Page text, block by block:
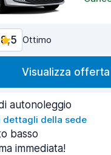
8,5 Ottimo
Visualizza offerta
autonoleggio
dettagli della sede
basso
immediata!